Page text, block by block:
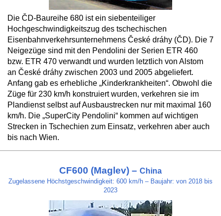
Die ČD-Baureihe 680 ist ein siebenteiliger
Hochgeschwindigkeitszug des tschechischen
Eisenbahnverkehrsunternehmens České dráhy (ČD). Die 7
Neigezüge sind mit den Pendolini der Serien ETR 460
bzw. ETR 470 verwandt und wurden letztlich von Alstom
an České dráhy zwischen 2003 und 2005 abgeliefert.
Anfang gab es erhebliche „Kinderkrankheiten“. Obwohl die
Züge für 230 km/h konstruiert wurden, verkehren sie im
Plandienst selbst auf Ausbaustrecken nur mit maximal 160
km/h. Die „SuperCity Pendolini“ kommen auf wichtigen
Strecken in Tschechien zum Einsatz, verkehren aber auch
bis nach Wien.
CF600 (Maglev) – China
Zugelassene Höchstgeschwindigkeit: 600 km/h – Baujahr: von 2018 bis
2023